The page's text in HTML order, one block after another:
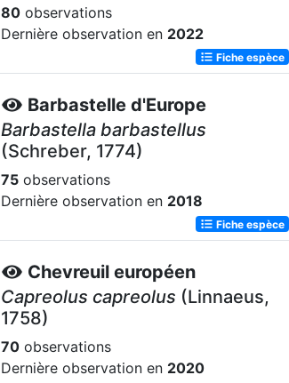
80 observations
Dernière observation en 2022
Fiche espèce
Barbastelle d'Europe
Barbastella barbastellus
(Schreber, 1774)
75 observations
Dernière observation en 2018
Fiche espèce
Chevreuil européen
Capreolus capreolus (Linnaeus,
1758)
70 observations
Dernière observation en 2020